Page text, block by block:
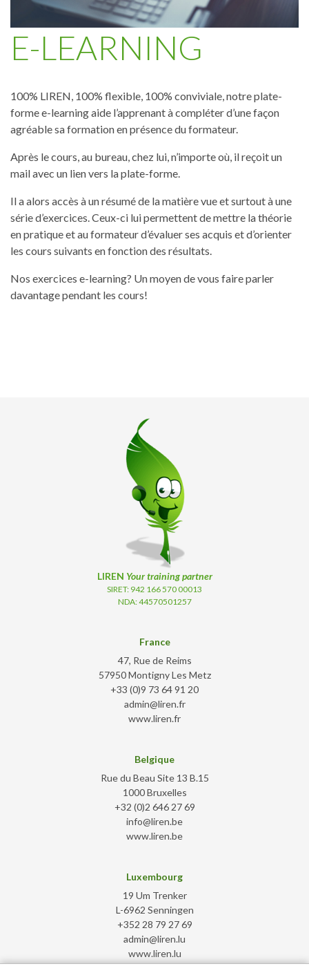
E-LEARNING
100% LIREN, 100% flexible, 100% conviviale, notre plate-
forme e-learning aide l’apprenant à compléter d’une façon
agréable sa formation en présence du formateur.
Après le cours, au bureau, chez lui, n’importe où, il reçoit un
mail avec un lien vers la plate-forme.
Il a alors accès à un résumé de la matière vue et surtout à une
série d’exercices. Ceux-ci lui permettent de mettre la théorie
en pratique et au formateur d’évaluer ses acquis et d’orienter
les cours suivants en fonction des résultats.
Nos exercices e-learning? Un moyen de vous faire parler
davantage pendant les cours!
LIREN Your training partner
SIRET: 942 166 570 00013
NDA: 44570501257
France
47, Rue de Reims
57950 Montigny Les Metz
+33 (0)9 73 64 91 20
admin@liren.fr
www.liren.fr
Belgique
Rue du Beau Site 13 B.15
1000 Bruxelles
+32 (0)2 646 27 69
info@liren.be
www.liren.be
Luxembourg
19 Um Trenker
L-6962 Senningen
+352 28 79 27 69
admin@liren.lu
www.liren.lu